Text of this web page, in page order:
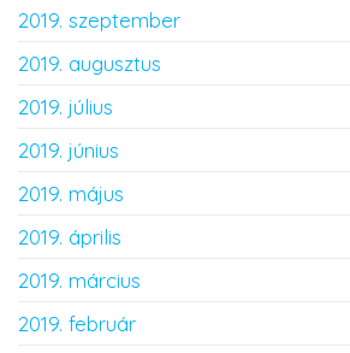
2019. szeptember
2019. augusztus
2019. július
2019. június
2019. május
2019. április
2019. március
2019. február